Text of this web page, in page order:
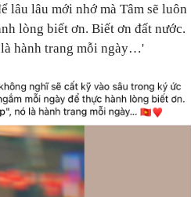
lâu lâu mới nhớ mà Tâm sẽ luôn
lòng biết ơn. Biết ơn đất nước.
hành trang mỗi ngày…'